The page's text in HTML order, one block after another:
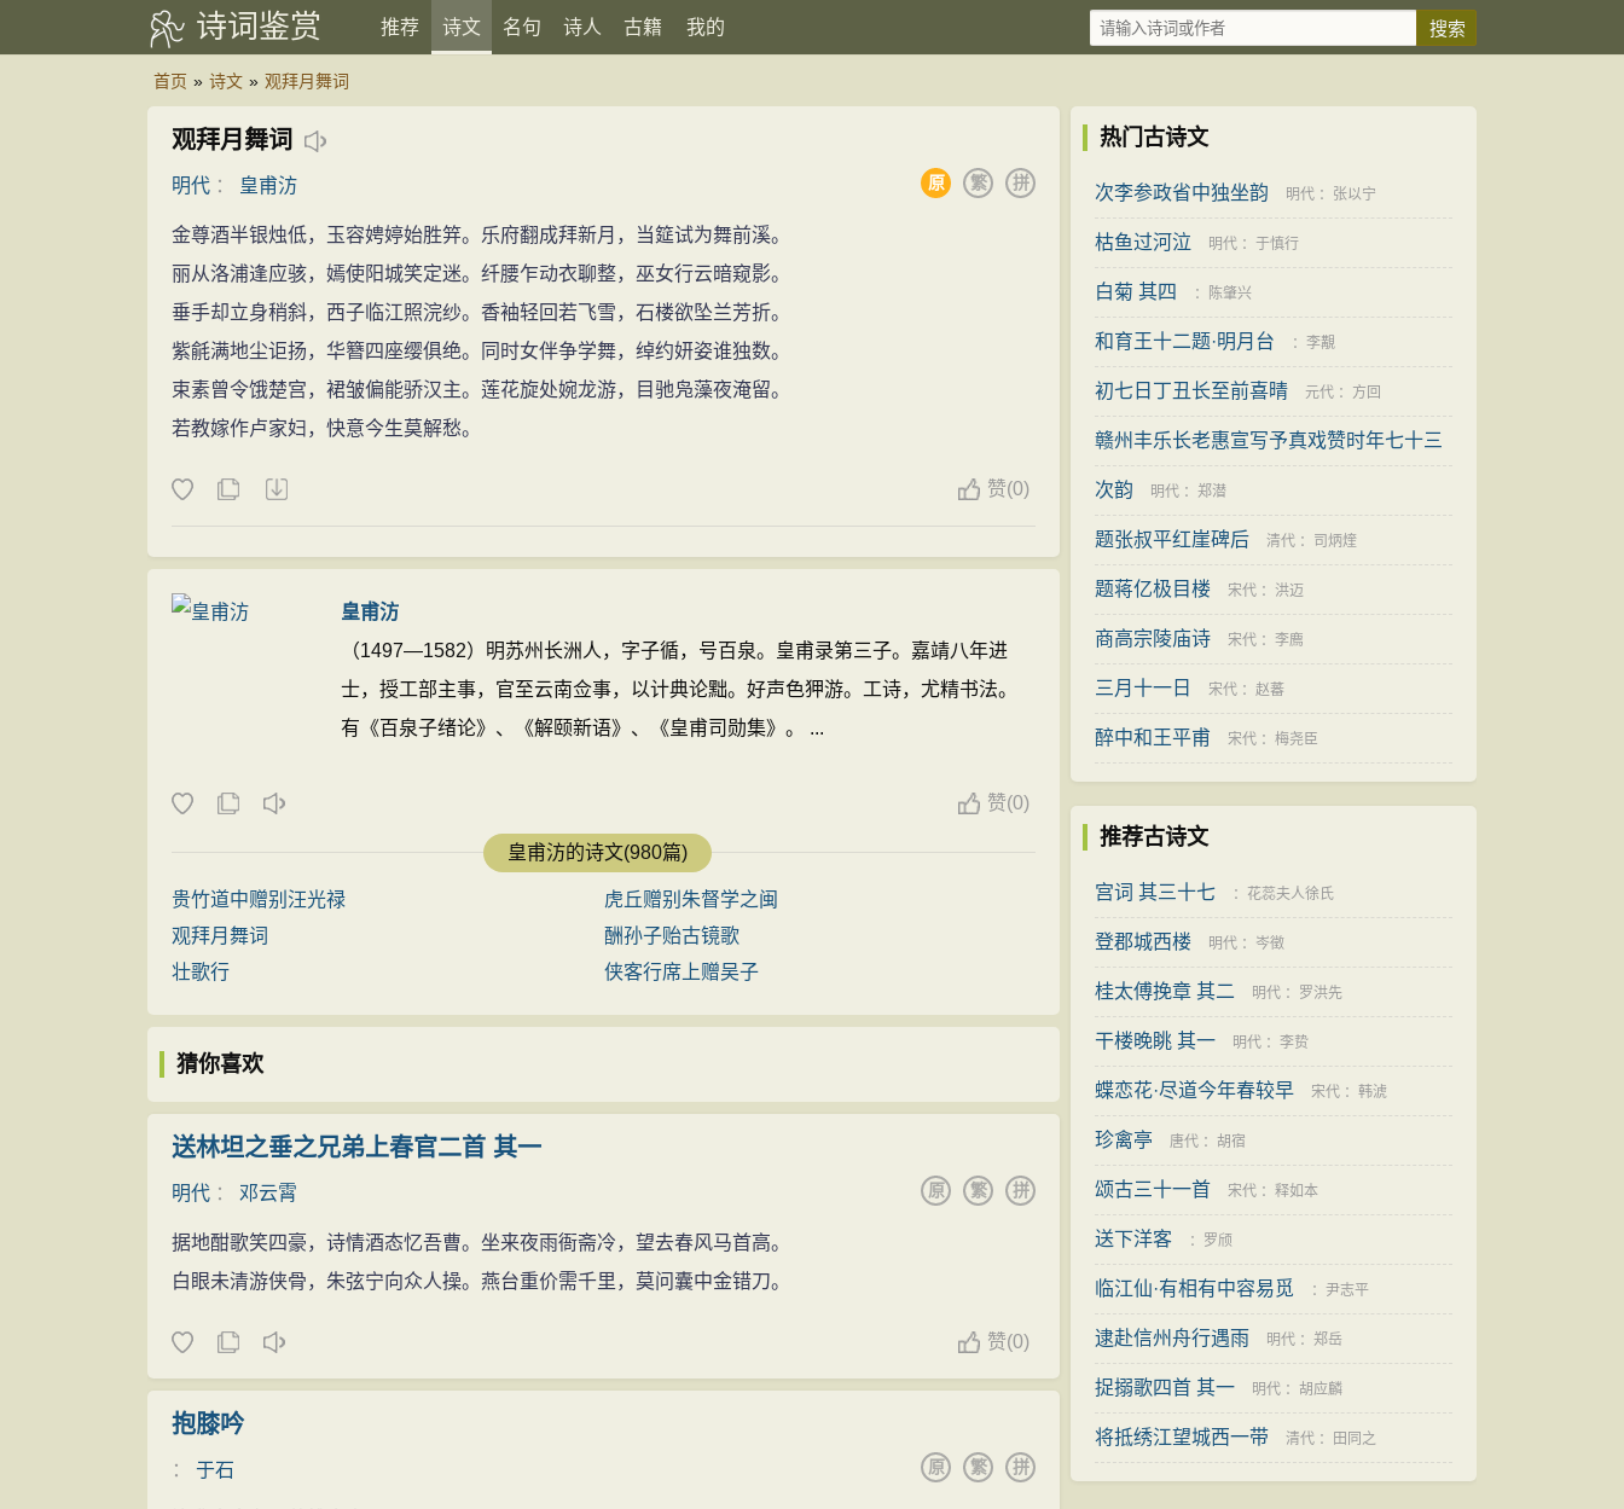
诗词鉴赏 推荐 诗文 名句 诗人 古籍 我的
首页 » 诗文 » 观拜月舞词
观拜月舞词
明代 ： 皇甫汸 拼
繁
原
金尊酒半银烛低，玉容娉婷始胜笄。乐府翻成拜新月，当筵试为舞前溪。
丽从洛浦逢应骇，嫣使阳城笑定迷。纤腰乍动衣聊整，巫女行云暗窥影。
垂手却立身稍斜，西子临江照浣纱。香袖轻回若飞雪，石楼欲坠兰芳折。
紫毹满地尘讵扬，华簪四座缨俱绝。同时女伴争学舞，绰约妍姿谁独数。
束素曾令饿楚宫，裙皱偏能骄汉主。莲花旋处婉龙游，目驰凫藻夜淹留。
若教嫁作卢家妇，快意今生莫解愁。
赞(0)
皇甫汸
（1497—1582）明苏州长洲人，字子循，号百泉。皇甫录第三子。嘉靖八年进
士，授工部主事，官至云南佥事，以计典论黜。好声色狎游。工诗，尤精书法。
有《百泉子绪论》、《解颐新语》、《皇甫司勋集》。 ...
赞(0)
皇甫汸的诗文(980篇)
贵竹道中赠别汪光禄
虎丘赠别朱督学之闽
观拜月舞词
酬孙子贻古镜歌
壮歌行
侠客行席上赠吴子
猜你喜欢
送林坦之垂之兄弟上春官二首 其一
明代 ： 邓云霄 拼
繁
原
据地酣歌笑四豪，诗情酒态忆吾曹。坐来夜雨衙斋冷，望去春风马首高。
白眼未清游侠骨，朱弦宁向众人操。燕台重价需千里，莫问囊中金错刀。
赞(0)
抱膝吟
： 于石 拼
繁
原
热门古诗文
次李参政省中独坐韵 明代 ： 张以宁
枯鱼过河泣 明代 ： 于慎行
白菊 其四 ： 陈肇兴
和育王十二题·明月台 ： 李覯
初七日丁丑长至前喜晴 元代 ： 方回
赣州丰乐长老惠宣写予真戏赞时年七十三
宋代 ：周必大
次韵 明代 ： 郑潜
题张叔平红崖碑后 清代 ： 司炳煃
题蒋亿极目楼 宋代 ： 洪迈
商高宗陵庙诗 宋代 ： 李廌
三月十一日 宋代 ： 赵蕃
醉中和王平甫 宋代 ： 梅尧臣
推荐古诗文
宫词 其三十七 ： 花蕊夫人徐氏
登郡城西楼 明代 ： 岑徵
桂太傅挽章 其二 明代 ： 罗洪先
干楼晚眺 其一 明代 ： 李贽
蝶恋花·尽道今年春较早 宋代 ： 韩淲
珍禽亭 唐代 ： 胡宿
颂古三十一首 宋代 ： 释如本
送下洋客 ： 罗颀
临江仙·有相有中容易觅 ： 尹志平
逮赴信州舟行遇雨 明代 ： 郑岳
捉搦歌四首 其一 明代 ： 胡应麟
将抵绣江望城西一带 清代 ： 田同之